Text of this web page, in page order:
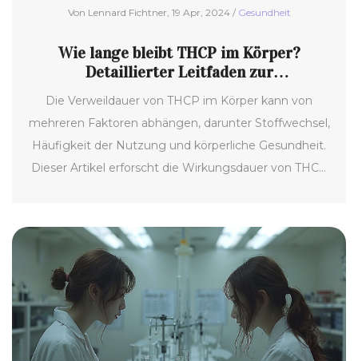
Von Lennard Fichtner, 19 Apr, 2024 / Gesundheit
Wie lange bleibt THCP im Körper?
Detaillierter Leitfaden zur
Die Verweildauer von THCP im Körper kann von
mehreren Faktoren abhängen, darunter Stoffwechsel,
Häufigkeit der Nutzung und körperliche Gesundheit.
Dieser Artikel erforscht die Wirkungsdauer von THCP
können Einzelpersonen besser über den Konsum und
die damit verbundenen rechtlichen sowie
gesundheitlichen Konsequenzen informiert werden.
Zudem werden Tipps gegeben, um den Körper auf
natürliche Weise von Cannabinoiden zu reinigen.